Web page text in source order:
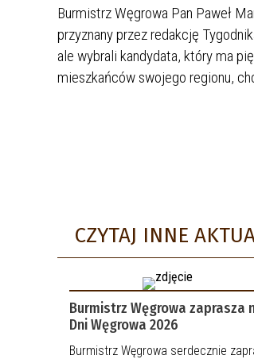
WZORY FORMULARZY I
OCHRONA ŚRODOWISKA I
ROLNICTWO
MEDIA LOKALNE
DYŻURY LEŚNIKA
STACJE DLA POJAZDÓW
Burmistrz Węgrowa Pan Paweł
przyznany przez redakcję
ale wybrali kandydata, który ma
mieszkańców swojego regionu,
CZYTAJ INNE
Burmistrz Węgrowa zaprasza
Dni Węgrowa 2026
Burmistrz Węgrowa serdecznie